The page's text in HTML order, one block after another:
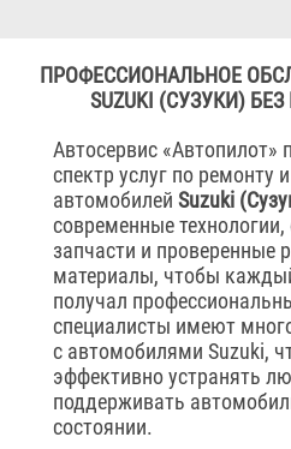
ПРОФЕССИОНАЛЬНОЕ
SUZUKI (СУЗУКИ)
Автосервис «Автопилот»
спектр услуг по ремонту
автомобилей Suzuki
современные
запчасти и проверенные
материалы, чтобы
получал
специалисты имеют
с автомобилями Suzuki,
эффективно устранять
поддерживать
состоянии.